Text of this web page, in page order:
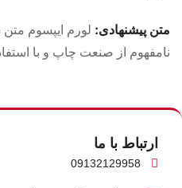
متن پیشنهادی: لورم ایپسوم
نامفهوم از صنعت چاپ و با
ارتباط با ما
09132129958